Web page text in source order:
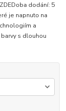
dodání: 5
je napnuto na
a
s dlouhou